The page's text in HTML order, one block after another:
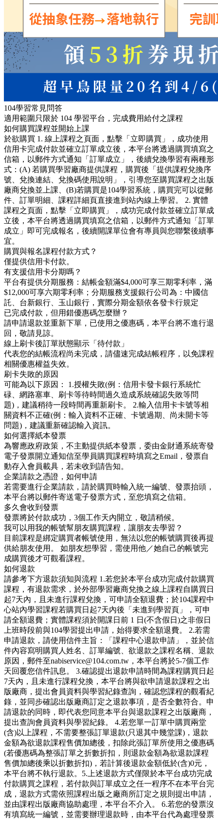
104學習常見問答
適用範圍只限於 104 學習平台，完成費用給付之課程
如何購買課程並開始上課
於欲購買 1. 線上課程之頁面，點擊「立即購買」，成功使用
信用卡完成付款並確立訂單成立後，本平台將透過購買填寫之
信箱，以郵件方式通知「訂單成立」，後續兌換學習有兩種形
式：(A) 若購買學習廠商提供課程，購買後「提供課程兌換序
號、兌換連結、兌換碼使用說明」，引導您至購買課程之出版
廠商兌換並上課、(B)若購買是104學習系統，購買完可以從郵
件、訂單明細、課程詳細頁直接進到站內線上學習。 2. 實體
課程之頁面，點擊「立即購買」，成功完成付款並確立訂單成
立後，本平台將透過購買填寫之信箱，以郵件方式通知「訂單
成立」即可完成報名，後續開課單位會有專員與您聯繫後續事
宜。
購買與報名課程付款方式？
僅提供信用卡付款。
有支援信用卡分期嗎？
平台有提供分期服務：結帳金額滿$4,000可享三期零利率，滿
$12,000可享六期零利率；分期服務支援銀行公司為：中國信
託、台新銀行、玉山銀行，實際分期金額依各發卡行規定
已完成付款，但用錯優惠碼怎麼辦？
請申請退款並重新下單，已使用之優惠碼，本平台將不進行退
回，敬請見諒。
線上刷卡後訂單狀態顯示「待付款」
代表您的結帳流程尚未完成，請儘速完成結帳程序，以免課程
相關優惠權益失效。
刷卡失敗的原因
可能為以下原因： 1.授權失敗(例：信用卡發卡銀行系統忙
碌、網路塞車、刷卡等待時間過久造成系統確認失敗等問
題)，建議稍待一段時間再重新刷卡。 2.輸入信用卡卡號等相
關資料不正確(例：輸入資料不正確、卡號過期、尚未開卡等
問題)，建議重新確認輸入資訊。
如何選擇紙本發票
為響應政府政策，不主動提供紙本發票，委由金財通系統寄發
電子發票開立通知信至學員購買課程時填寫之Email，發票自
動存入會員載具，若未收到請告知。
企業請款之憑證，如何申請
若需要進行企業請款，請於購買時輸入統一編號、發票抬頭，
本平台將以郵件寄送電子發票方式，至您填寫之信箱。
多久會收到發票
發票將於付款成功，3個工作天內開立，敬請稍候。
我可以用我的帳號幫朋友購買課程，讓朋友去學習？
目前課程是綁定購買者帳號使用，無法以您的帳號購買後再提
供給朋友使用。 如朋友想學習，需使用他／她自己的帳號完
成購買後才可觀看課程。
如何退款
請參考下方退款須知與流程 1.若您於本平台成功完成付款購買
課程，有退款需求，於外部學習廠商兌換之線上課程自購買日
起7天內，且未進行課程兌換，可申請全額退費；於104課程中
心站內學習課程若購買日起7天內後「未進到學習頁」，可申
請全額退費；實體課程須於開課日前 1 日(不含假日)之非假日
上班時段前與104學習提出申請，始得要求全額退費。 2.若需
申請退款，請使用信件主旨：「課程中心退款申請」，並於信
件內容寫明購買人姓名、訂單編號、欲退款之課程名稱、退款
原因，郵件至nabiservice@104.com.tw，本平台將於5-7個工作
天回覆您信件訊息。 3.確認提出退款申請時間為課程購買日起
7天內，且未進行課程兌換，本平台將與欲申請退款課程之出
版廠商，提出會員資料與學習紀錄查詢，確認您課程的觀看紀
錄，並同步確認出版廠商訂定之退款事項，是否全數符合。申
請退款的同時，即代表您同意本平台與退款課程之出版廠商，
提出查詢會員資料與學習紀錄。 4.若您單一訂單中購買兩堂
(含)以上課程，不需要整張訂單退款(只退其中幾堂課)，退款
金額為欲退款課程售價加總後，扣除此張訂單所使用之優惠碼
(若優惠碼為整張訂單之折數折扣，則退款金額為欲退款課程
售價加總後乘以折數折扣)，若計算後退款金額低於(含)0元，
本平台將不執行退款。5.上述退款方式僅限於本平台成功完成
付款購買之課程，若付款與訂單成立之任一程序不在本平台完
成，退款方式需依照課程出版之廠商所訂定之規則提出申請，
並由課程出版廠商協助處理，本平台不介入。 6.若您的發票沒
有填寫統一編號，並需要辦理退款時，由本平台代為處理發票